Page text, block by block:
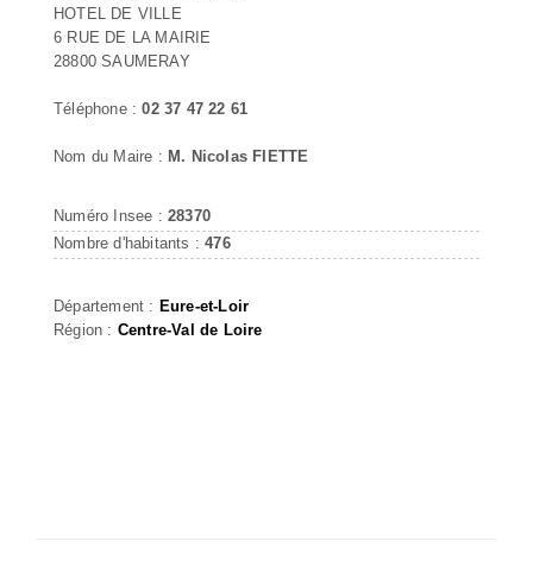
HOTEL DE VILLE
6 RUE DE LA MAIRIE
28800 SAUMERAY
Téléphone :02 37 47 22 61
Nom du Maire : M. Nicolas FIETTE
Numéro Insee : 28370
Nombre d'habitants :476
Département : Eure-et-Loir
Région : Centre-Val de Loire